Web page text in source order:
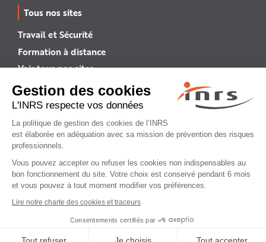
Tous nos sites
Travail et Sécurité
Formation à distance
Voir tous nos sites →
INRS English
INRS (english version)
Plan du site
Mentions légales
Politique de confidentialité